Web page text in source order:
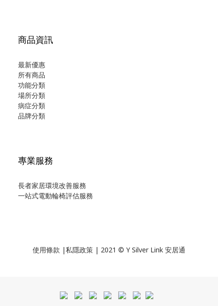
商品資訊
最新優惠
所有商品
功能分類
場所分類
病症分類
品牌分類
專業服務
長者家居環境改善服務
一站式電動輪椅評估服務
使用條款 |私隱政策 | 2021 © Y Silver Link 安居通